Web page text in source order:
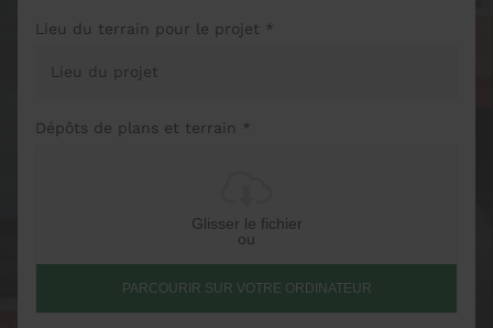
Lieu du terrain pour le projet *
Dépôts de plans et terrain *
Glisser le fichier
ou
PARCOURIR SUR VOTRE ORDINATEUR